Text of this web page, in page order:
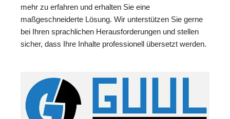
mehr zu erfahren und erhalten Sie eine
maßgeschneiderte Lösung. Wir unterstützen Sie gerne
bei Ihren sprachlichen Herausforderungen und stellen
sicher, dass Ihre Inhalte professionell übersetzt werden.